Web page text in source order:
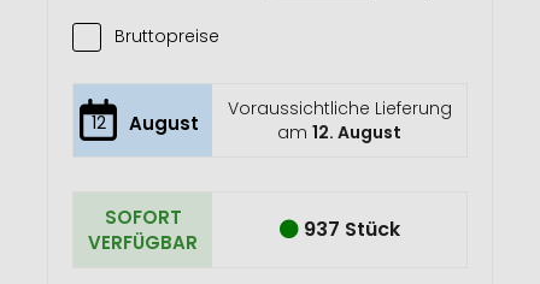
Bruttopreise
12 August
Voraussichtliche Lieferung
am12. August
SOFORT
VERFÜGBAR
937 Stück